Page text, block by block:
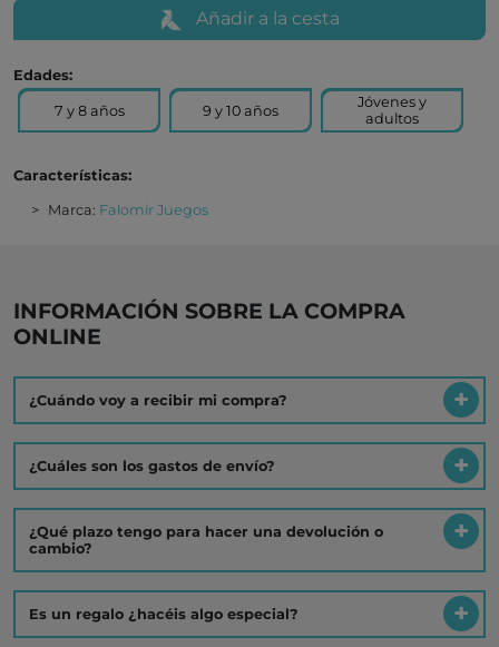
Añadir a la cesta
Edades:
7 y 8 años 9 y 10 años
Jóvenes y
adultos
Características:
Marca: Falomir Juegos
INFORMACIÓN SOBRE LA COMPRA
ONLINE
¿Cuándo voy a recibir mi compra?
¿Cuáles son los gastos de envío?
¿Qué plazo tengo para hacer una devolución o
cambio?
Es un regalo ¿hacéis algo especial?